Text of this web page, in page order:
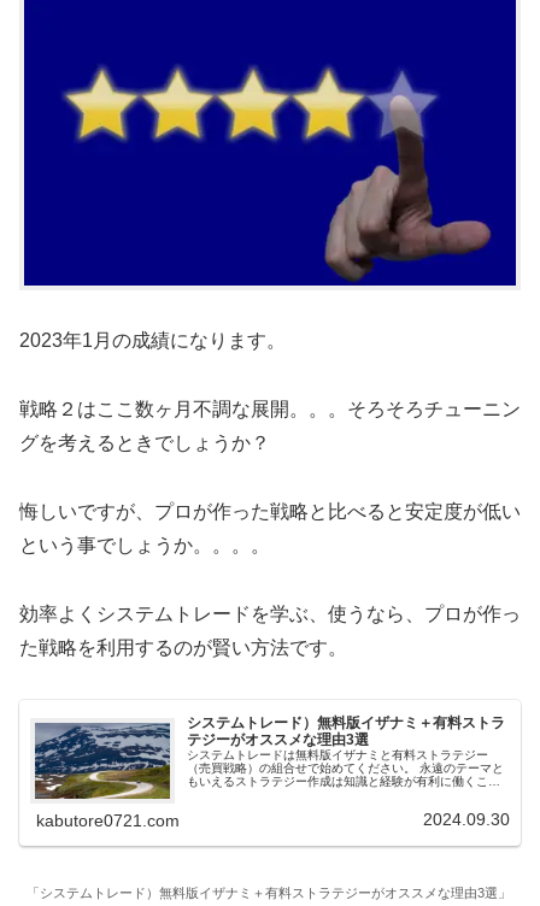
2023年1月の成績になります。
戦略２はここ数ヶ月不調な展開。。。そろそろチューニン
グを考えるときでしょうか？
悔しいですが、プロが作った戦略と比べると安定度が低い
という事でしょうか。。。。
効率よくシステムトレードを学ぶ、使うなら、プロが作っ
た戦略を利用するのが賢い方法です。
システムトレード）無料版イザナミ＋有料ストラ
テジーがオススメな理由3選
システムトレードは無料版イザナミと有料ストラテジー
（売買戦略）の組合せで始めてください。 永遠のテーマと
もいえるストラテジー作成は知識と経験が有利に働くこと
kabutore0721.com 2024.09.30
「システムトレード）無料版イザナミ＋有料ストラテジーがオススメな理由3選」